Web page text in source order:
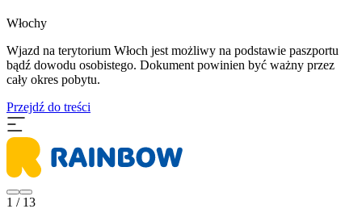
Włochy
Wjazd na terytorium Włoch jest możliwy na podstawie paszportu
bądź dowodu osobistego. Dokument powinien być ważny przez
cały okres pobytu.
Przejdź do treści
1 / 13